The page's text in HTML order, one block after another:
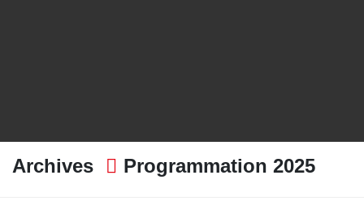
Archives Programmation 2025